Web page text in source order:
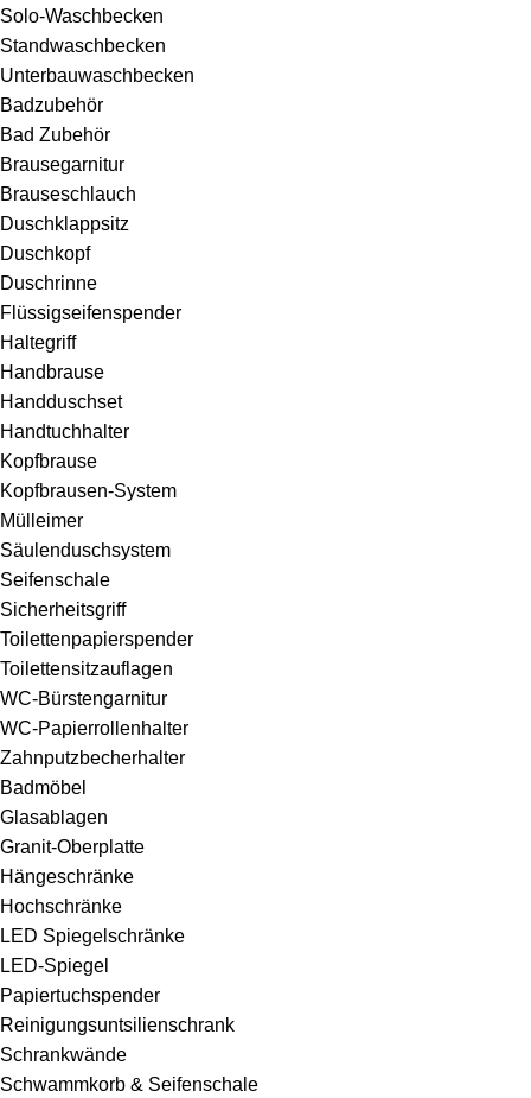
Solo-Waschbecken
Standwaschbecken
Unterbauwaschbecken
Badzubehör
Bad Zubehör
Brausegarnitur
Brauseschlauch
Duschklappsitz
Duschkopf
Duschrinne
Flüssigseifenspender
Haltegriff
Handbrause
Handduschset
Handtuchhalter
Kopfbrause
Kopfbrausen-System
Mülleimer
Säulenduschsystem
Seifenschale
Sicherheitsgriff
Toilettenpapierspender
Toilettensitzauflagen
WC-Bürstengarnitur
WC-Papierrollenhalter
Zahnputzbecherhalter
Badmöbel
Glasablagen
Granit-Oberplatte
Hängeschränke
Hochschränke
LED Spiegelschränke
LED-Spiegel
Papiertuchspender
Reinigungsuntsilienschrank
Schrankwände
Schwammkorb & Seifenschale